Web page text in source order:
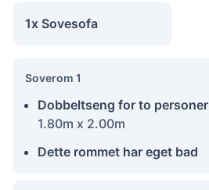
1x Sovesofa
Soverom 1
Dobbeltseng for to personer
1.80m x 2.00m
Dette rommet har eget bad